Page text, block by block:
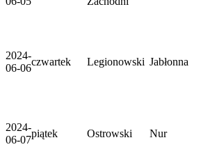
2024-
06-06
czwartek Legionowski Jabłonna
2024-
06-07
piątek Ostrowski Nur